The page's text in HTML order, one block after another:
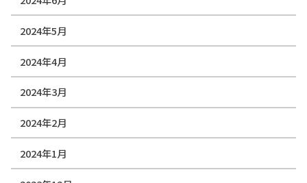
2024年5月
2024年4月
2024年3月
2024年2月
2024年1月